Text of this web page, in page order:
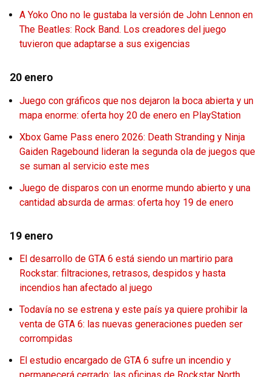
A Yoko Ono no le gustaba la versión de John Lennon en
The Beatles: Rock Band. Los creadores del juego
tuvieron que adaptarse a sus exigencias
20 enero
Juego con gráficos que nos dejaron la boca abierta y un
mapa enorme: oferta hoy 20 de enero en PlayStation
Xbox Game Pass enero 2026: Death Stranding y Ninja
Gaiden Ragebound lideran la segunda ola de juegos que
se suman al servicio este mes
Juego de disparos con un enorme mundo abierto y una
cantidad absurda de armas: oferta hoy 19 de enero
19 enero
El desarrollo de GTA 6 está siendo un martirio para
Rockstar: filtraciones, retrasos, despidos y hasta
incendios han afectado al juego
Todavía no se estrena y este país ya quiere prohibir la
venta de GTA 6: las nuevas generaciones pueden ser
corrompidas
El estudio encargado de GTA 6 sufre un incendio y